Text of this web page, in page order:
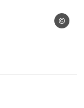
Droits gérés